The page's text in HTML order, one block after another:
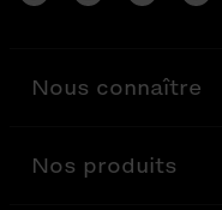
Nous connaître
Nos produits